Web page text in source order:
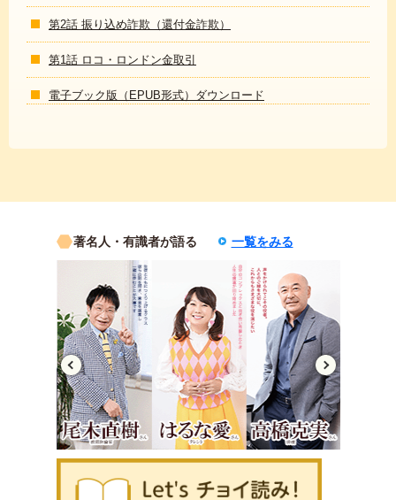
第2話 振り込め詐欺（還付金詐欺）
第1話 ロコ・ロンドン金取引
電子ブック版（EPUB形式）ダウンロード
著名人・有識者が語る 一覧をみる